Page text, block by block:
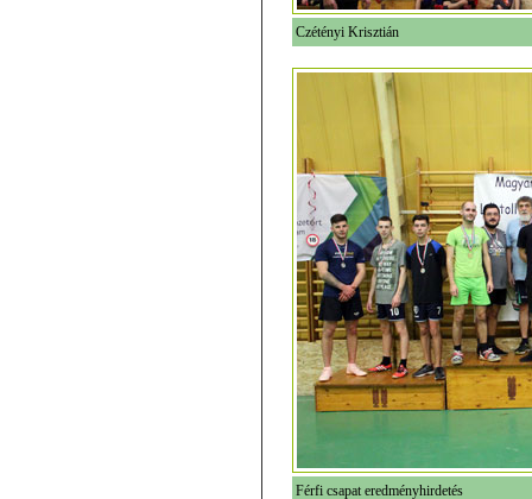
Czétényi Krisztián
Férfi csapat eredményhirdetés